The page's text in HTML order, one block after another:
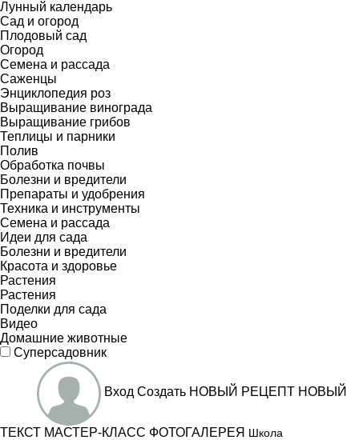
Лунный календарь
Сад и огород
Плодовый сад
Огород
Семена и рассада
Саженцы
Энциклопедия роз
Выращивание винограда
Выращивание грибов
Теплицы и парники
Полив
Обработка почвы
Болезни и вредители
Препараты и удобрения
Техника и инструменты
Семена и рассада
Идеи для сада
Болезни и вредители
Красота и здоровье
Растения
Растения
Поделки для сада
Видео
Домашние животные
Суперсадовник
Вход Создать НОВЫЙ РЕЦЕПТ НОВЫЙ
ТЕКСТ МАСТЕР-КЛАСС ФОТОГАЛЕРЕЯ Школа